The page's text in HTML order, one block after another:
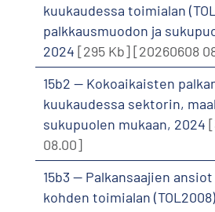
kuukaudessa toimialan
palkkausmuodon ja
2024 [295 Kb][20260608
15b2 -- Kokoaikaisten
kuukaudessa sektorin,
sukupuolen mukaan, 2024
08.00]
15b3 -- Palkansaajien
kohden toimialan